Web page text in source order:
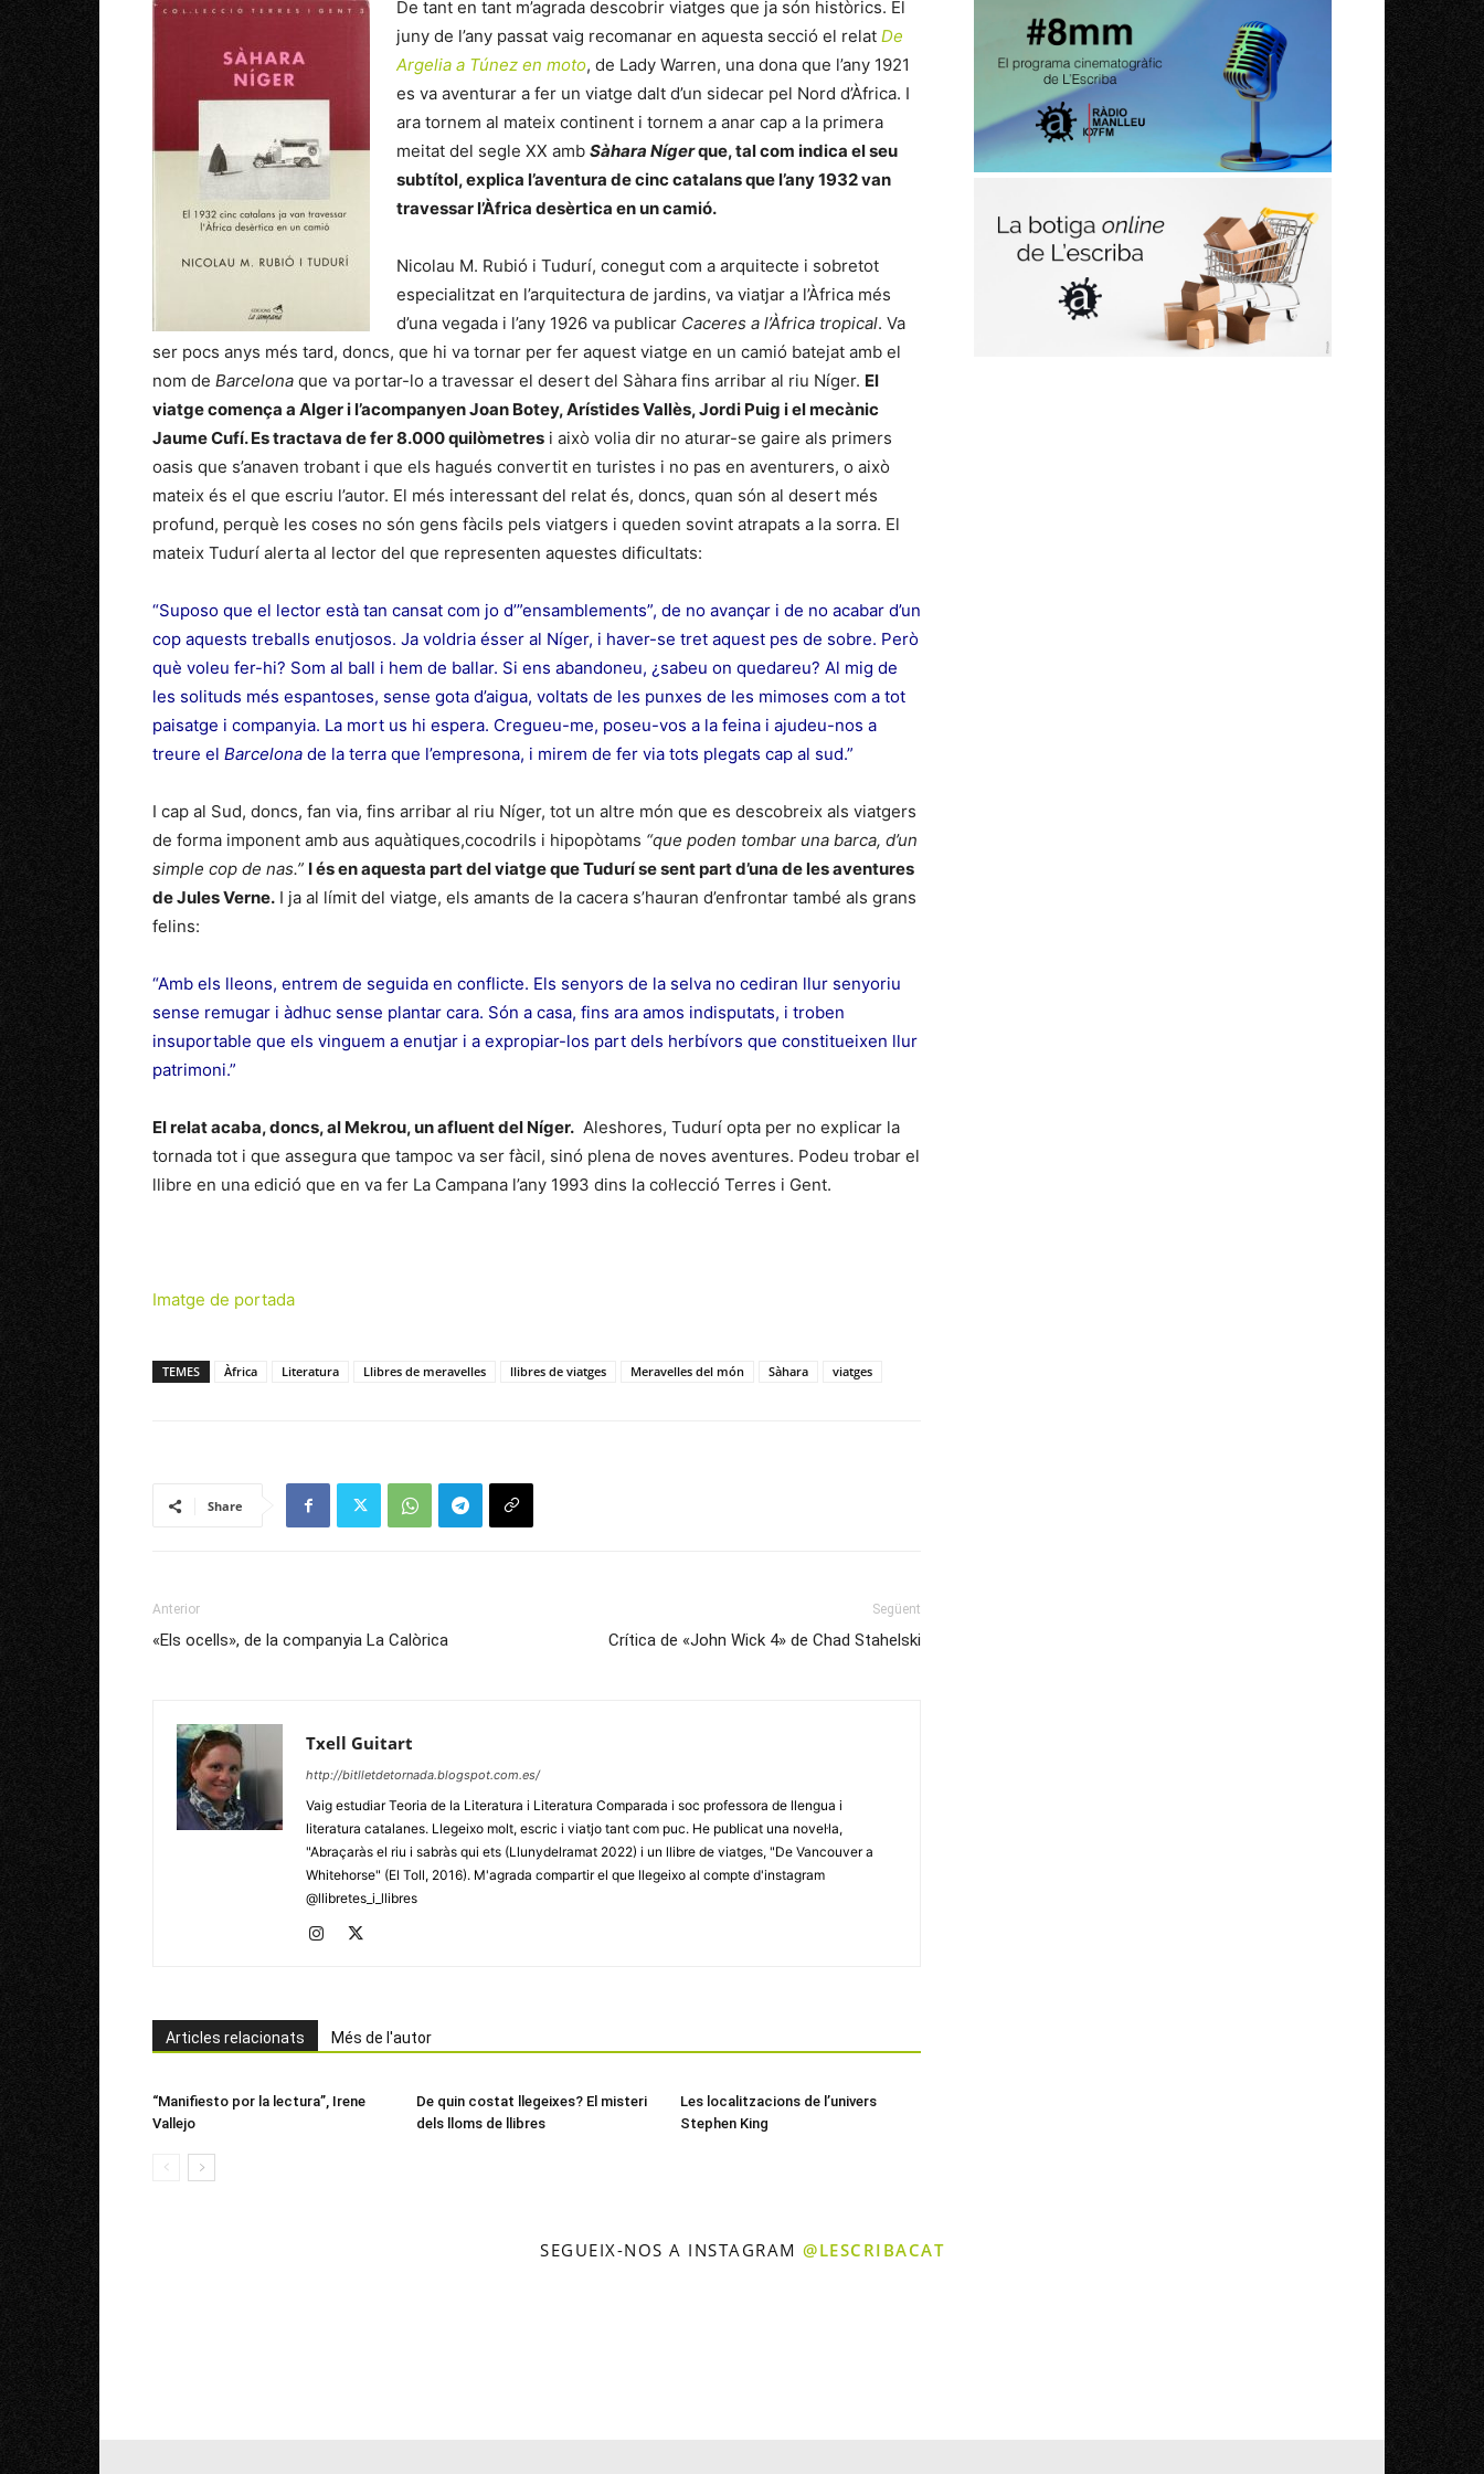
De tant en tant m’agrada descobrir viatges que ja són històrics. El
juny de l’any passat vaig recomanar en aquesta secció el relat De
Argelia a Túnez en moto, de Lady Warren, una dona que l’any 1921
es va aventurar a fer un viatge dalt d’un sidecar pel Nord d’Àfrica. I
ara tornem al mateix continent i tornem a anar cap a la primera
meitat del segle XX amb Sàhara Nígerque, tal com indica el seu
subtítol, explica l’aventura de cinc catalans que l’any 1932 van
travessar l’Àfrica desèrtica en un camió.
Nicolau M. Rubió i Tudurí, conegut com a arquitecte i sobretot
especialitzat en l’arquitectura de jardins, va viatjar a l’Àfrica més
d’una vegada i l’any 1926 va publicar Caceres a l’Àfrica tropical. Va
ser pocs anys més tard, doncs, que hi va tornar per fer aquest viatge en un camió batejat amb el
nom de Barcelona que va portar-lo a travessar el desert del Sàhara fins arribar al riu Níger. El
viatge comença a Alger i l’acompanyen Joan Botey, Arístides Vallès, Jordi Puig i el mecànic
Jaume Cufí. Es tractava de fer 8.000 quilòmetres i això volia dir no aturar-se gaire als primers
oasis que s’anaven trobant i que els hagués convertit en turistes i no pas en aventurers, o això
mateix és el que escriu l’autor. El més interessant del relat és, doncs, quan són al desert més
profund, perquè les coses no són gens fàcils pels viatgers i queden sovint atrapats a la sorra. El
mateix Tudurí alerta al lector del que representen aquestes dificultats:
“Suposo que el lector està tan cansat com jo d’”ensamblements”, de no avançar i de no acabar d’un
cop aquests treballs enutjosos. Ja voldria ésser al Níger, i haver-se tret aquest pes de sobre. Però
què voleu fer-hi? Som al ball i hem de ballar. Si ens abandoneu, ¿sabeu on quedareu? Al mig de
les solituds més espantoses, sense gota d’aigua, voltats de les punxes de les mimoses com a tot
paisatge i companyia. La mort us hi espera. Cregueu-me, poseu-vos a la feina i ajudeu-nos a
treure el Barcelona de la terra que l’empresona, i mirem de fer via tots plegats cap al sud.”
I cap al Sud, doncs, fan via, fins arribar al riu Níger, tot un altre món que es descobreix als viatgers
de forma imponent amb aus aquàtiques,cocodrils i hipopòtams “que poden tombar una barca, d’un
simple cop de nas.” I és en aquesta part del viatge que Tudurí se sent part d’una de les aventures
de Jules Verne. I ja al límit del viatge, els amants de la cacera s’hauran d’enfrontar també als grans
felins:
“Amb els lleons, entrem de seguida en conflicte. Els senyors de la selva no cediran llur senyoriu
sense remugar i àdhuc sense plantar cara. Són a casa, fins ara amos indisputats, i troben
insuportable que els vinguem a enutjar i a expropiar-los part dels herbívors que constitueixen llur
patrimoni.”
El relat acaba, doncs, al Mekrou, un afluent del Níger. Aleshores, Tudurí opta per no explicar la
tornada tot i que assegura que tampoc va ser fàcil, sinó plena de noves aventures. Podeu trobar el
llibre en una edició que en va fer La Campana l’any 1993 dins la col·lecció Terres i Gent.
Imatge de portada
TEMES Àfrica Literatura Llibres de meravelles llibres de viatges Meravelles del món Sàhara viatges
Share
Anterior
«Els ocells», de la companyia La Calòrica
Següent
Crítica de «John Wick 4» de Chad Stahelski
Txell Guitart
http://bitlletdetornada.blogspot.com.es/
Vaig estudiar Teoria de la Literatura i Literatura Comparada i soc professora de llengua i
literatura catalanes. Llegeixo molt, escric i viatjo tant com puc. He publicat una novel·la,
"Abraçaràs el riu i sabràs qui ets (Llunydelramat 2022) i un llibre de viatges, "De Vancouver a
Whitehorse" (El Toll, 2016). M'agrada compartir el que llegeixo al compte d'instagram
@llibretes_i_llibres
Articles relacionats Més de l'autor
“Manifiesto por la lectura”, Irene
Vallejo
De quin costat llegeixes? El misteri
dels lloms de llibres
Les localitzacions de l’univers
Stephen King
SEGUEIX-NOS A INSTAGRAM @LESCRIBACAT